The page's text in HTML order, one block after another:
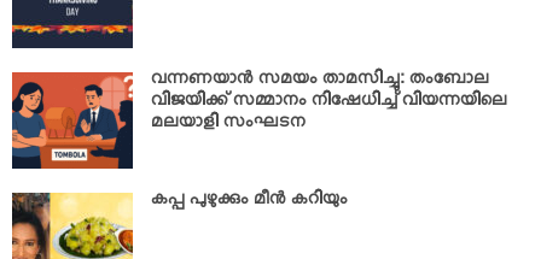
വന്നണയാന്‍ സമയം താമസിച്ചു: തംബോല
വിജയിക്ക് സമ്മാനം നിഷേധിച്ച് വിയന്നയിലെ
മലയാളി സംഘടന
കപ്പ പുഴുക്കും മീന്‍ കറിയും